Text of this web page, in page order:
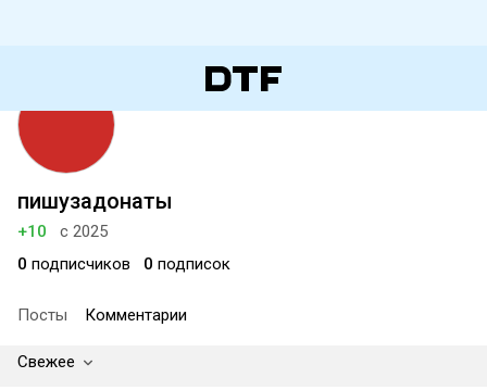
пишузадонаты
+10
с 2025
0 подписчиков 0 подписок
Посты Комментарии
Свежее